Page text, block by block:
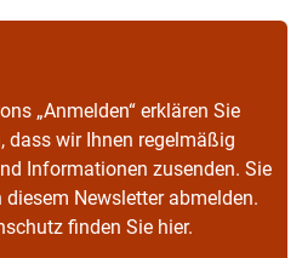
„Anmelden“ erklären Sie
dass wir Ihnen regelmäßig
Informationen zusenden. Sie
Newsletter abmelden.
finden Sie hier.